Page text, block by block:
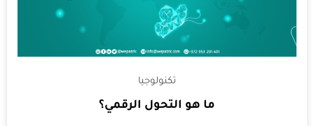
تكنولوجيا
ما هو التحول الرقمي؟